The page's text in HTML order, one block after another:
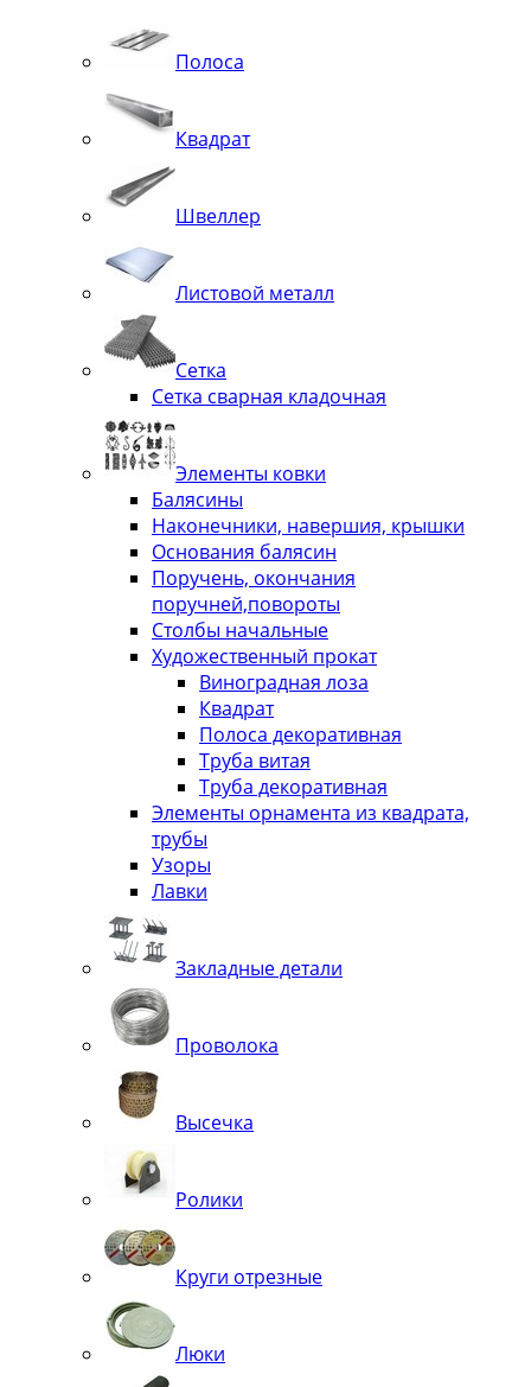
Полоса
Квадрат
Швеллер
Листовой металл
Сетка
Сетка сварная кладочная
Элементы ковки
Балясины
Наконечники, навершия, крышки
Основания балясин
Поручень, окончания
поручней,повороты
Столбы начальные
Художественный прокат
Виноградная лоза
Квадрат
Полоса декоративная
Труба витая
Труба декоративная
Элементы орнамента из квадрата,
трубы
Узоры
Лавки
Закладные детали
Проволока
Высечка
Ролики
Круги отрезные
Люки